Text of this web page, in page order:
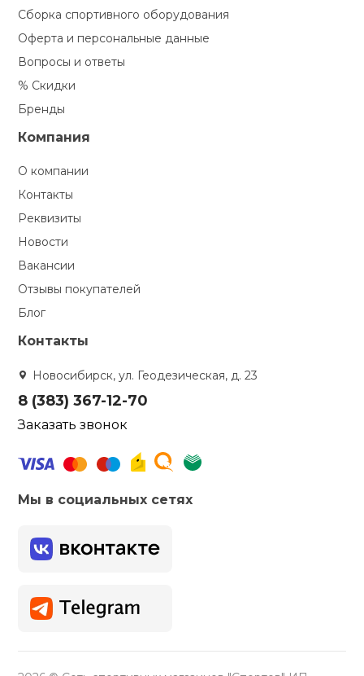
Сборка спортивного оборудования
Оферта и персональные данные
Вопросы и ответы
% Скидки
Бренды
Компания
О компании
Контакты
Реквизиты
Новости
Вакансии
Отзывы покупателей
Блог
Контакты
Новосибирск, ул. Геодезическая, д. 23
8 (383) 367-12-70
Заказать звонок
Мы в социальных сетях